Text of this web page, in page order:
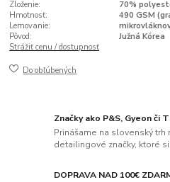
Zloženie:
70%
Hmotnosť:
490 GSM
Lemovanie:
Pôvod:
Južná Kórea
Strážiť cenu / dostupnosť
Do obľúbených
Značky ako P&S, Gyeon či
Prinášame na slovenský
detailingové značky, ktoré
DOPRAVA NAD 100€